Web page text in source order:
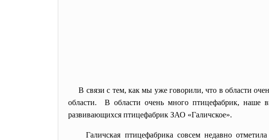
В связи с тем, как мы уже говорили, что в области
области. В области очень много птицефабрик, наше
развивающихся птицефабрик ЗАО «Галичское».
Галичская птицефабрика совсем недавно